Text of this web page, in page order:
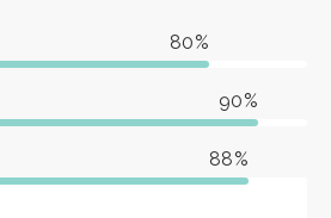
80%
90%
88%